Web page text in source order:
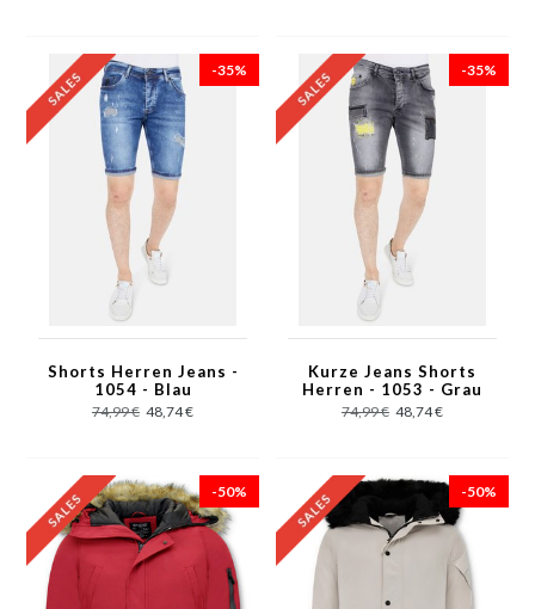
-35%
Shorts Herren Jeans -
1054 - Blau
74,99 € 48,74 €
-35%
Kurze Jeans Shorts
Herren - 1053 - Grau
74,99 € 48,74 €
-50% -50%